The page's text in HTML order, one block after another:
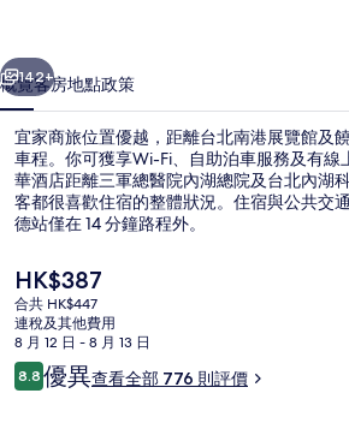
個 下一個
142+
概覽客房地點政策
宜家商旅位置優越，距離台北南港展覽館及
車程。你可獲享Wi-Fi、自助泊車服務及有線
華酒店距離三軍總醫院內湖總院及台北內湖
客都很喜歡住宿的整體狀況。住宿與公共交
德站僅在 14 分鐘路程外。
現
價
HK$387
HK$387
合共 HK$447
連稅及其他費用
8 月 12 日 - 8 月 13 日
評
價
8.88.8 分，滿分 10 分，
優異查看全部 776 則評價